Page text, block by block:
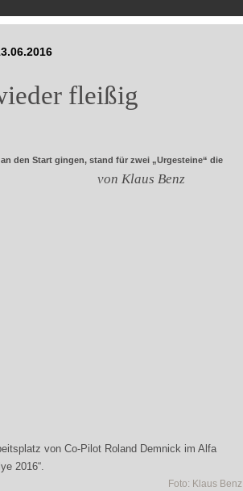
fleißig
den Start gingen, stand für zwei „Urgesteine“ die
von Klaus Benz
von Co-Pilot Roland Demnick im Alfa
2016“.
Foto: Klaus Benz